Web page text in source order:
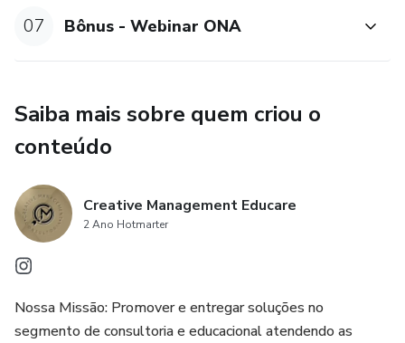
Obrigado por escolher a Creative Management para sua
07 Bônus - Webinar ONA
Saiba mais sobre quem criou o
conteúdo
Creative Management Educare
2 Ano Hotmarter
Nossa Missão: Promover e entregar soluções no
segmento de consultoria e educacional atendendo as